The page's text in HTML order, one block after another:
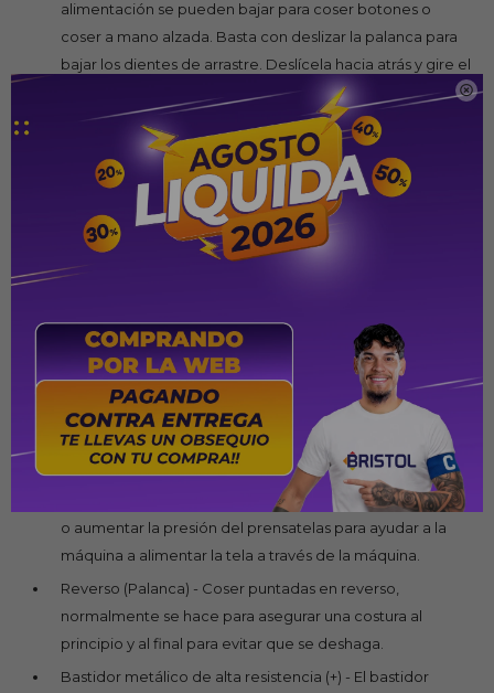

alimentación se pueden bajar para coser botones o
coser a mano alzada. Basta con deslizar la palanca para
bajar los dientes de arrastre. Deslícela hacia atrás y gire el
volante una vuelta completa para volver a subir los
dientes de arrastre.
Selector de puntadas (+) - Las puntadas incorporadas se
muestran en el selector de puntadas. Simplemente gire
el dial para seleccionar la puntada que desea coser.
Longitud de puntada ajustable (+) - Personalice el
aspecto de una puntada aumentando o disminuyendo la
diversas técnicas de puntada como apliques, hilvanados
y mucho más.
Ancho de puntada ajustable (6 mm) - El tamaño de la
puntada de izquierda a derecha es ajustable, para que la
puntada sea más estrecha o más ancha según se desee.
Presión del prensatelas ajustable (+) - Al coser telas muy
ligeras o pesadas, a veces puede ser necesario disminuir
o aumentar la presión del prensatelas para ayudar a la
máquina a alimentar la tela a través de la máquina.
Reverso (Palanca) - Coser puntadas en reverso,
normalmente se hace para asegurar una costura al
principio y al final para evitar que se deshaga.
Bastidor metálico de alta resistencia (+) - El bastidor